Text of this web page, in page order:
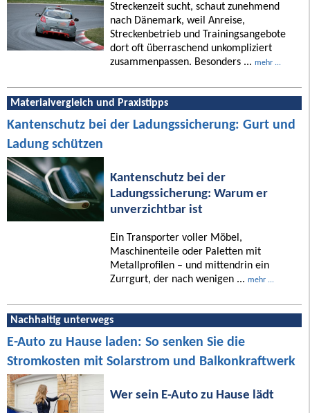
Streckenzeit sucht, schaut zunehmend
nach Dänemark, weil Anreise,
Streckenbetrieb und Trainingsangebote
dort oft überraschend unkompliziert
zusammenpassen. Besonders ... mehr ...
Materialvergleich und Praxistipps
Kantenschutz bei der Ladungssicherung: Gurt und
Ladung schützen
Kantenschutz bei der
Ladungssicherung: Warum er
unverzichtbar ist
Ein Transporter voller Möbel,
Maschinenteile oder Paletten mit
Metallprofilen – und mittendrin ein
Zurrgurt, der nach wenigen ... mehr ...
Nachhaltig unterwegs
E-Auto zu Hause laden: So senken Sie die
Stromkosten mit Solarstrom und Balkonkraftwerk
Wer sein E-Auto zu Hause lädt